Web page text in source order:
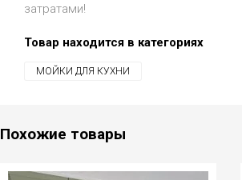
затратами!
Товар находится в категориях
МОЙКИ ДЛЯ КУХНИ
Похожие товары